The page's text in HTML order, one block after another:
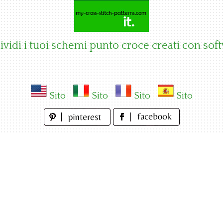
i tuoi schemi punto croce creati con
Sito Sito Sito Sito